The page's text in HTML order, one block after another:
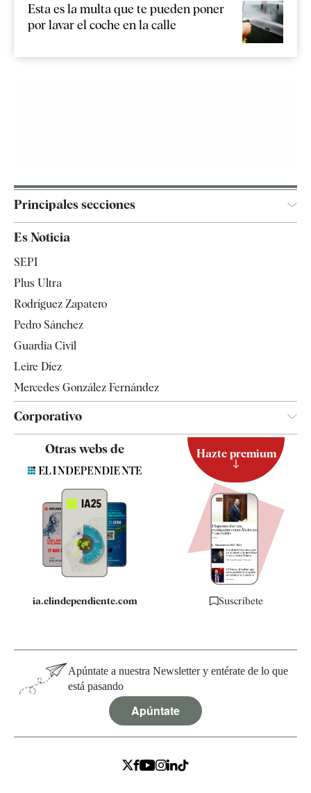
Esta es la multa que te pueden poner
por lavar el coche en la calle
Principales secciones
España
Televisión
Es Noticia
SEPI
Plus Ultra
Rodríguez Zapatero
Pedro Sánchez
Guardia Civil
Leire Díez
Mercedes González Fernández
Corporativo
Contacto
Quiénes somos
Especificaciones
Otras webs de
ia.elindependiente.com
Hazte premium
Suscríbete
Apúntate a nuestra Newsletter y entérate de lo que
está pasando
Apúntate